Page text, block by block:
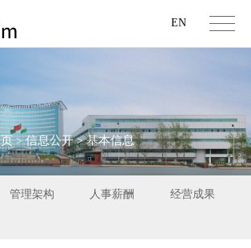
EN
>信息公开>基本信息
管理架构 人事薪酬
经营成果